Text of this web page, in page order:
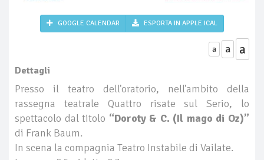
GOOGLE CALENDAR ESPORTA IN APPLE ICAL
a a a
Dettagli
Presso il teatro dell'oratorio, nell'ambito della
rassegna teatrale Quattro risate sul Serio, lo
spettacolo dal titolo “Doroty & C. (Il mago di Oz)”
di Frank Baum.
In scena la compagnia Teatro Instabile di Vailate.